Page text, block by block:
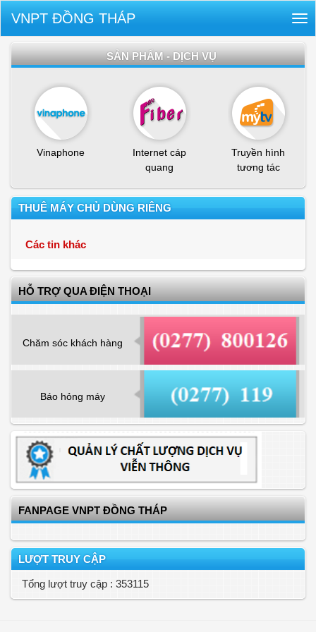
VNPT ĐỒNG THÁP
SẢN PHẨM - DỊCH VỤ
Vinaphone
Internet cáp
quang
Truyền hình
tương tác
THUÊ MÁY CHỦ DÙNG RIÊNG
Các tin khác
HỖ TRỢ QUA ĐIỆN THOẠI
Chăm sóc khách hàng
Báo hỏng máy
FANPAGE VNPT ĐỒNG THÁP
LƯỢT TRUY CẬP
Tổng lượt truy cập : 353115